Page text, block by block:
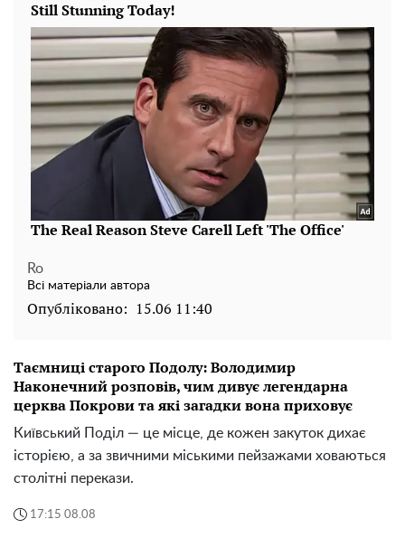
Ro
Всі матеріали автора
Опубліковано: 15.06 11:40
Таємниці старого Подолу: Володимир
Наконечний розповів, чим дивує легендарна
церква Покрови та які загадки вона приховує
Київський Поділ — це місце, де кожен закуток дихає
історією, а за звичними міськими пейзажами ховаються
столітні перекази.
17:15 08.08